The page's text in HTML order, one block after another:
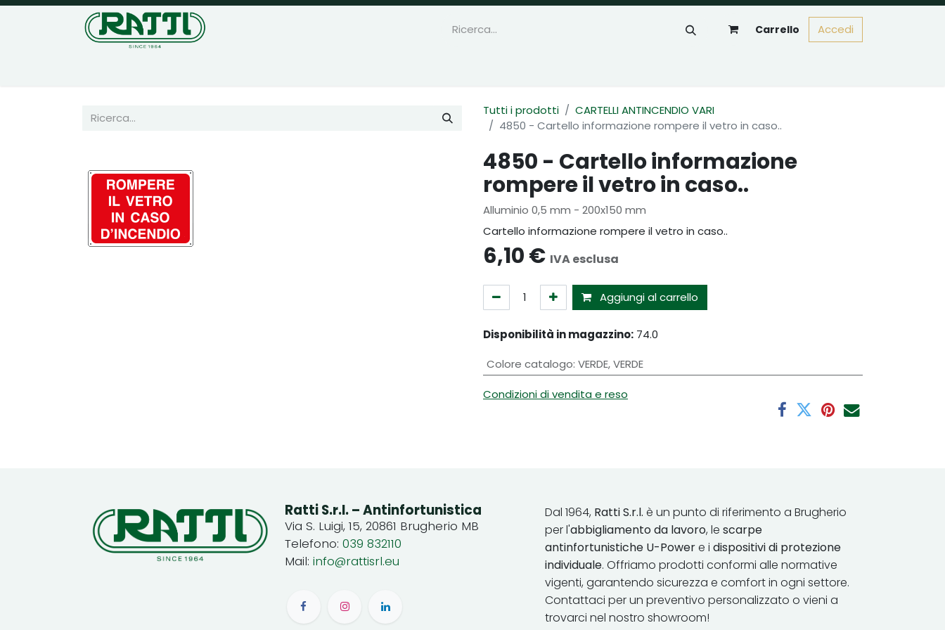
Carrello Accedi
Tutti i prodotti
CARTELLI ANTINCENDIO VARI
4850 - Cartello informazione rompere il vetro in caso..
4850 - Cartello informazione
rompere il vetro in caso..
Alluminio 0,5 mm - 200x150 mm
Cartello informazione rompere il vetro in caso..
6,10€ IVA esclusa
Aggiungi al carrello
Disponibilità in magazzino: 74.0
Colore catalogo: VERDE,VERDE
Condizioni di vendita e reso
Dal 1964, Ratti S.r.l. è un punto di riferimento a Brugherio
per l'abbigliamento da lavoro, le scarpe
antinfortunistiche U-Powere i dispositivi di protezione
individuale. Offriamo prodotti conformi alle normative
vigenti, garantendo sicurezza e comfort in ​ogni settore.
Contattaci per un preventivo personalizzato o vieni a
trovarci nel nostro showroom!
Ratti S.r.l. – Antinfortunistica
Via S. Luigi, 15, 20861 Brugherio MB
Telefono: 039 832110
Mail: info@rattisrl.eu